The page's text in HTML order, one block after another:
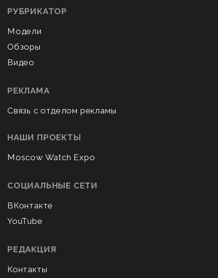
РУБРИКАТОР
Модели
Обзоры
Видео
РЕКЛАМА
Связь с отделом рекламы
НАШИ ПРОЕКТЫ
Moscow Watch Expo
СОЦИАЛЬНЫЕ СЕТИ
ВКонтакте
YouTube
РЕДАКЦИЯ
Контакты